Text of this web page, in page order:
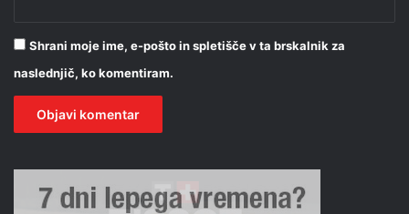
Shrani moje ime, e-pošto in spletišče v ta brskalnik za
naslednjič, ko komentiram.